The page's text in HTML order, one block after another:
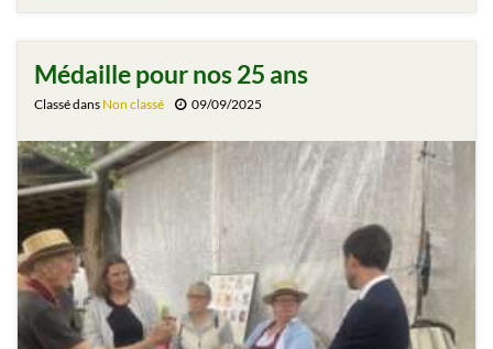
Médaille pour nos 25 ans
Classé dans Non classé 09/09/2025